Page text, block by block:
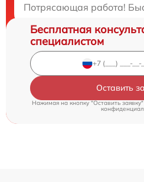
Потрясающая работа!
Бесплатная
специалистом
Оставить
Нажимая на кнопку "Оставить